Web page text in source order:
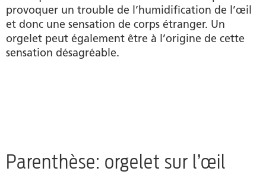
provoquer un trouble de l’humidification de l’œil
et donc une sensation de corps étranger. Un
orgelet peut également être à l’origine de cette
sensation désagréable.
Parenthèse: orgelet sur l’œil